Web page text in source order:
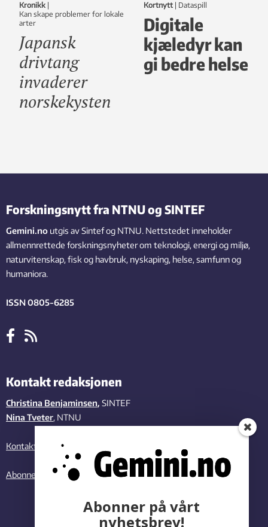
Kronikk |
Kan skape problemer for lokale
arter
Japansk
drivtang
invaderer
norskekysten
Kortnytt | dataspill
Digitale
kjæledyr kan
gi bedre helse
Forskningsnytt fra NTNU og SINTEF
Gemini.no utgis av Sintef og NTNU. Nettstedet inneholder
allmennrettede forskningsnyheter om teknologi, energi og miljø,
naturvitenskap, fisk og havbruk, nyskaping, helse, samfunn og
humaniora.
ISSN 0805-6285
Kontakt redaksjonen
Christina Benjaminsen, SINTEF
Nina Tveter, NTNU
Kontakt oss
Abonner på vårt nyhetsbrev
Abonner på vårt
nyhetsbrev!